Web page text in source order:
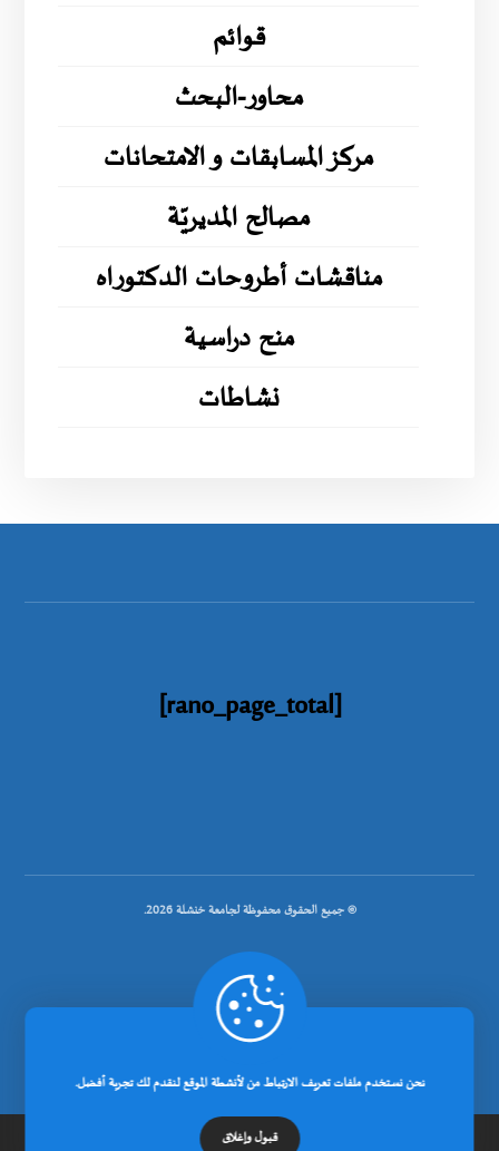
قوائم
محاور-البحث
مركز المسابقات و الامتحانات
مصالح المديريّة
مناقشات أطروحات الدكتوراه
منح دراسية
نشاطات
[rano_page_total]
© جميع الحقوق محفوظة لجامعة خنشلة 2026.
.
نحن نستخدم ملفات تعريف الارتباط من لأنشطة الموقع لنقدم لك تجربة أفضل.
قبول وإغلاق